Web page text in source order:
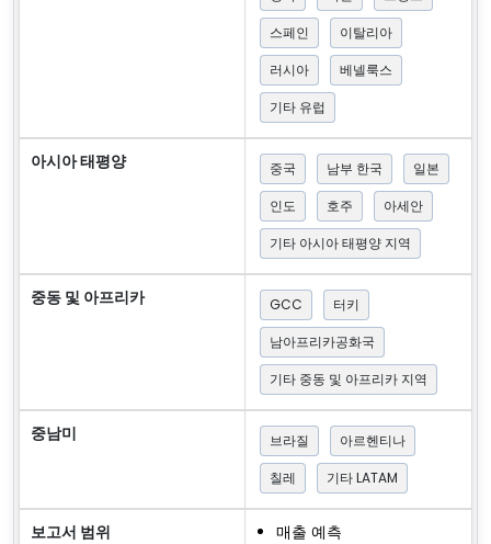
스페인
이탈리아
러시아
베넬룩스
기타 유럽
아시아 태평양 중국 남부 한국
일본
인도
호주
아세안
기타 아시아 태평양 지역
중동 및 아프리카 GCC
터키
남아프리카공화국
기타 중동 및 아프리카 지역
중남미 브라질
아르헨티나
칠레
기타 LATAM
보고서 범위
매출 예측